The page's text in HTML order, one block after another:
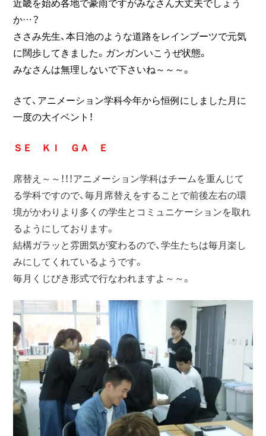
か…？
ささみ先生、本日池のような道路をレインブーツで元気
に闊歩してきました。ガンガンいこうぜ状態。
みなさんは無理しないで下さいね～～～。
さて、アニメーション学科今年から恒例にしました月に
一度の大イベント！
ＳＥ ＫＩ ＧＡ Ｅ
席替え～～！！！アニメーション学科はチームを重んじて
る学科ですので、毎月席替えをすることで前後左右の環
境がかわりより多くの学生とコミュニケーションを取れ
るようにしております。
結構ガラッと雰囲気が変わるので、学生たちは毎月楽し
みにしてくれているようです。
毎月くじびき形式で行なわれますよ～～。